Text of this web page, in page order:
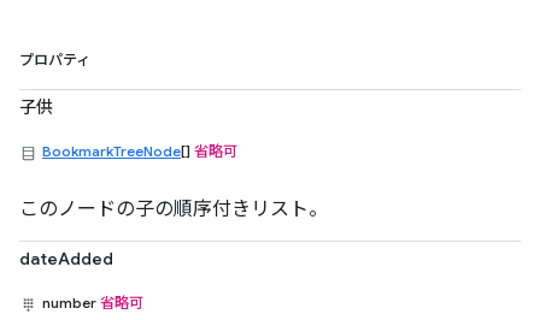
プロパティ
子供
BookmarkTreeNode[] 省略可
このノードの子の順序付きリスト。
dateAdded
number 省略可